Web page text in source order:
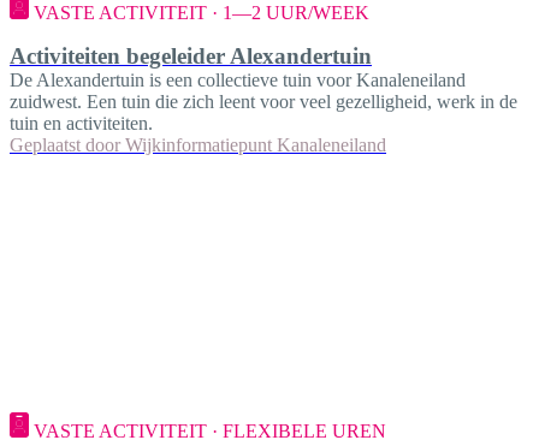
VASTE ACTIVITEIT · 1—2 UUR/WEEK
Activiteiten begeleider Alexandertuin
De Alexandertuin is een collectieve tuin voor Kanaleneiland
zuidwest. Een tuin die zich leent voor veel gezelligheid, werk in de
tuin en activiteiten.
Geplaatst door Wijkinformatiepunt Kanaleneiland
VASTE ACTIVITEIT · FLEXIBELE UREN